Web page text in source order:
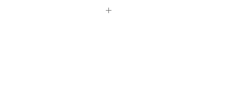
84, M 90, L 96, XL 102, XXL 108
op lage temperatuur